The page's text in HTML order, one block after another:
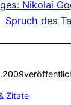
Nikolai
Spruch des
Zitate